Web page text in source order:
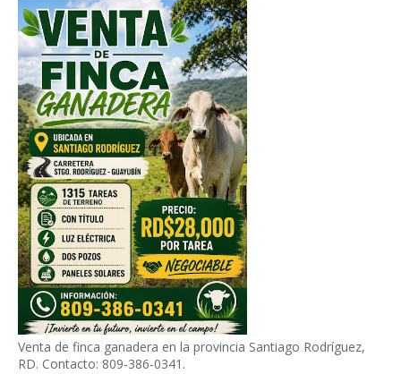
Venta de finca ganadera en la provincia Santiago Rodríguez,
RD. Contacto: 809-386-0341.